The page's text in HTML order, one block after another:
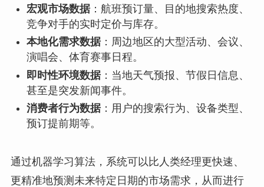
宏观市场数据：航班预订量、目的地搜索热度、
竞争对手的实时定价与库存。
本地化需求数据：周边地区的大型活动、会议、
演唱会、体育赛事日程。
即时性环境数据：当地天气预报、节假日信息、
甚至是突发新闻事件。
消费者行为数据：用户的搜索行为、设备类型、
预订提前期等。
通过机器学习算法，系统可以比人类经理更快速、
更精准地预测未来特定日期的市场需求，从而进行